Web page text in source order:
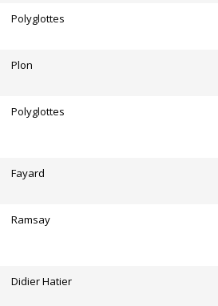
Polyglottes
Plon
Polyglottes
Fayard
Ramsay
Didier Hatier